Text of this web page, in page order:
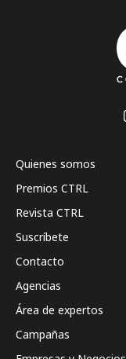
Quienes somos
Premios CTRL
Revista CTRL
Suscríbete
Contacto
Agencias
Área de expertos
Campañas